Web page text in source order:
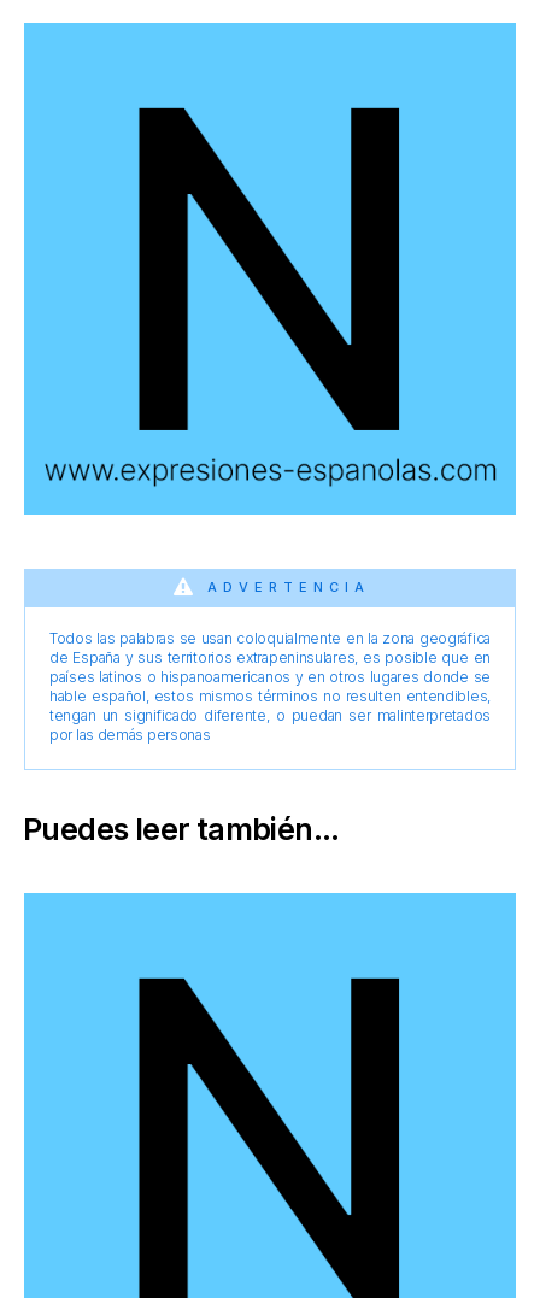
ADVERTENCIA
Todos las palabras se usan coloquialmente en la zona geográfica
de España y sus territorios extrapeninsulares, es posible que en
países latinos o hispanoamericanos y en otros lugares donde se
hable español, estos mismos términos no resulten entendibles,
tengan un significado diferente, o puedan ser malinterpretados
por las demás personas
Puedes leer también...